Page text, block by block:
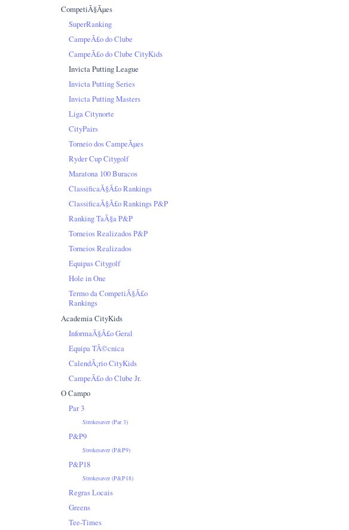
CompetiÃ§Ãµes
SuperRanking
CampeÃ£o do Clube
CampeÃ£o do Clube CityKids
Invicta Putting League
Invicta Putting Series
Invicta Putting Masters
Liga Citynorte
CityPairs
Torneio dos CampeÃµes
Ryder Cup Citygolf
Maratona 100 Buracos
ClassificaÃ§Ã£o Rankings
ClassificaÃ§Ã£o Rankings P&P
Ranking TaÃ§a P&P
Torneios Realizados P&P
Torneios Realizados
Equipas Citygolf
Hole in One
Termo da CompetiÃ§Ã£o
Rankings
Academia CityKids
InformaÃ§Ã£o Geral
Equipa TÃ©cnica
CalendÃ¡rio CityKids
CampeÃ£o do Clube Jr.
O Campo
Par 3
Strokesaver (Par 3)
P&P9
Strokesaver (P&P9)
P&P18
Strokesaver (P&P18)
Regras Locais
Greens
Tee-Times